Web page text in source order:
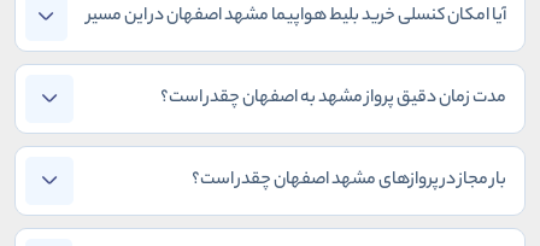
آیا امکان کنسلی خرید بلیط هواپیما مشهد اصفهان در این مسیر
وجود دارد؟
مدت زمان دقیق پرواز مشهد به اصفهان چقدر است؟
بار مجاز در پروازهای مشهد اصفهان چقدر است؟